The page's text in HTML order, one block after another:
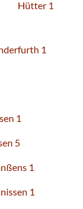
Hütter 1
1
1
5
1
1